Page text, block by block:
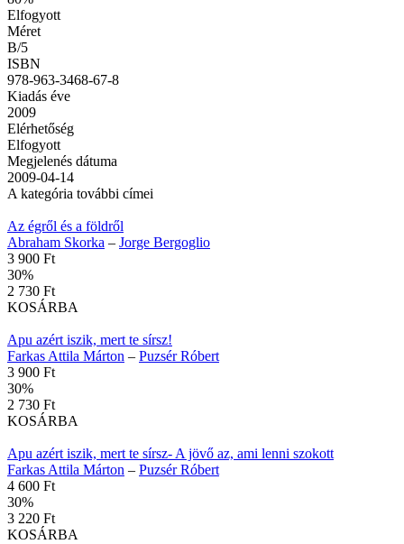
Elfogyott
Méret
B/5
ISBN
978-963-3468-67-8
Kiadás éve
2009
Elérhetőség
Elfogyott
Megjelenés dátuma
2009-04-14
A kategória további címei
Az égről és a földről
Abraham Skorka – Jorge Bergoglio
3 900 Ft
30%
2 730 Ft
KOSÁRBA
Apu azért iszik, mert te sírsz!
Farkas Attila Márton – Puzsér Róbert
3 900 Ft
30%
2 730 Ft
KOSÁRBA
Apu azért iszik, mert te sírsz- A jövő az, ami lenni szokott
Farkas Attila Márton – Puzsér Róbert
4 600 Ft
30%
3 220 Ft
KOSÁRBA